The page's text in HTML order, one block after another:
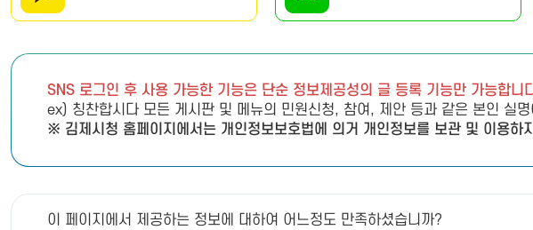
SNS 로그인 후 사용 가능한 기능은 단순 정보제공성의 글 등록 기능만 가능합니
ex) 칭찬합시다 모든 게시판 및 메뉴의 민원신청, 참여, 제안 등과 같은 본인 실
※ 김제시청 홈페이지에서는 개인정보보호법에 의거 개인정보를 보관 및 이용하
이 페이지에서 제공하는 정보에 대하여 어느정도 만족하셨습니까?